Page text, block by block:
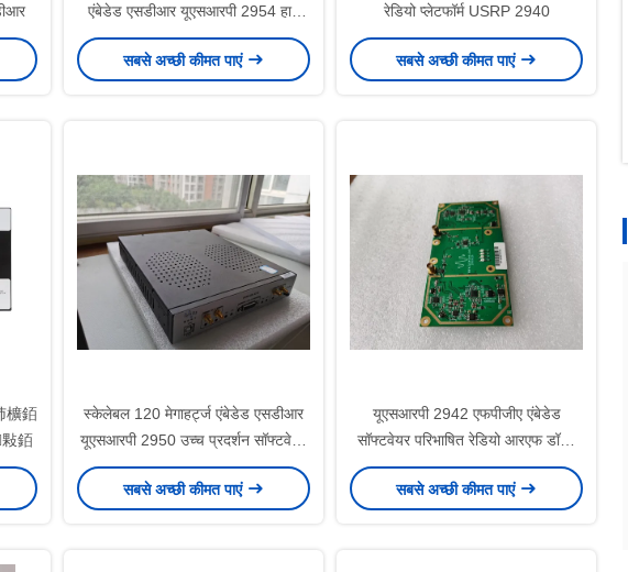
एंबेडेड एसडीआर यूएसआरपी 2954 हाई
स्पीड इंटरफेस
सबसे अच्छी कीमत पाएं
रेडियो प्लेटफॉर्म USRP 2940
सबसे अच्छी कीमत पाएं
櫎銆
銆
स्केलेबल 120 मेगाहर्ट्ज एंबेडेड एसडीआर
यूएसआरपी 2950 उच्च प्रदर्शन सॉफ्टवेयर
परिभाषित रेडियो
सबसे अच्छी कीमत पाएं
यूएसआरपी 2942 एफपीजीए एंबेडेड
सॉफ्टवेयर परिभाषित रेडियो आरएफ डॉटर
बोर्ड 40 मेगाहर्ट्ज
सबसे अच्छी कीमत पाएं